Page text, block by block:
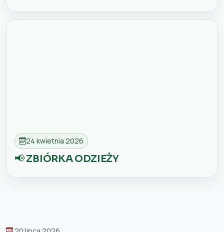
24 kwietnia 2026
📢 ZBIÓRKA ODZIEŻY